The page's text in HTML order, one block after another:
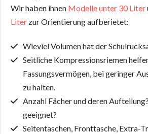
Wir haben ihnen Modelle unter 30 Liter
Liter zur Orientierung aufberietet:
Wieviel Volumen hat der
Seitliche Kompressionsriemen
Fassungsvermögen, bei geringer
zu halten.
Anzahl Fächer und deren
geeignet?
Seitentaschen, Fronttasche, Extra-